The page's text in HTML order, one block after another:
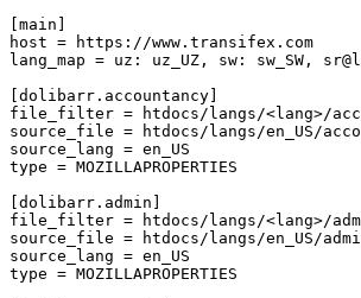
[main]
host =
https://www.transifex.com
lang_map = uz: uz_UZ, sw: sw_SW,
[dolibarr.accountancy]
file_filter =
htdocs/langs/<lang>/
source_file =
htdocs/langs/en_US/
source_lang = en_US
type = MOZILLAPROPERTIES
[dolibarr.admin]
file_filter =
htdocs/langs/<lang>/
source_file =
htdocs/langs/en_US/
source_lang = en_US
type = MOZILLAPROPERTIES